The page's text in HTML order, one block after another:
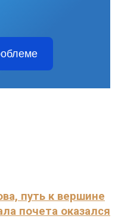
путь к вершине
почета оказался